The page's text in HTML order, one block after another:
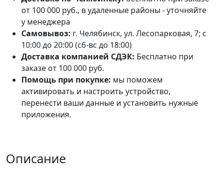
от 100 000 руб., в удаленные районы - уточняйте
у менеджера
Самовывоз: г. Челябинск, ул. Лесопарковая, 7; с
10:00 до 20:00 (сб-вс до 18:00)
Доставка компанией СДЭК: Бесплатно при
заказе от 100 000 руб.
Помощь при покупке: мы поможем
активировать и настроить устройство,
перенести ваши данные и установить нужные
приложения.
Описание